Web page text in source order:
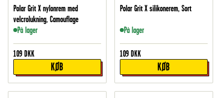
Polar Grit X nylonrem med
velcrolukning, Camouflage
På lager
109 DKK
KØB
Polar Grit X silikonerem, Sort
På lager
109 DKK
KØB